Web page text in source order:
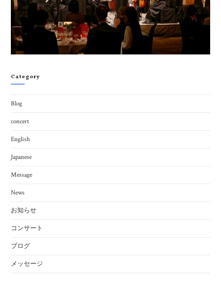
Category
Blog
concert
English
Japanese
Message
News
お知らせ
コンサート
ブログ
メッセージ